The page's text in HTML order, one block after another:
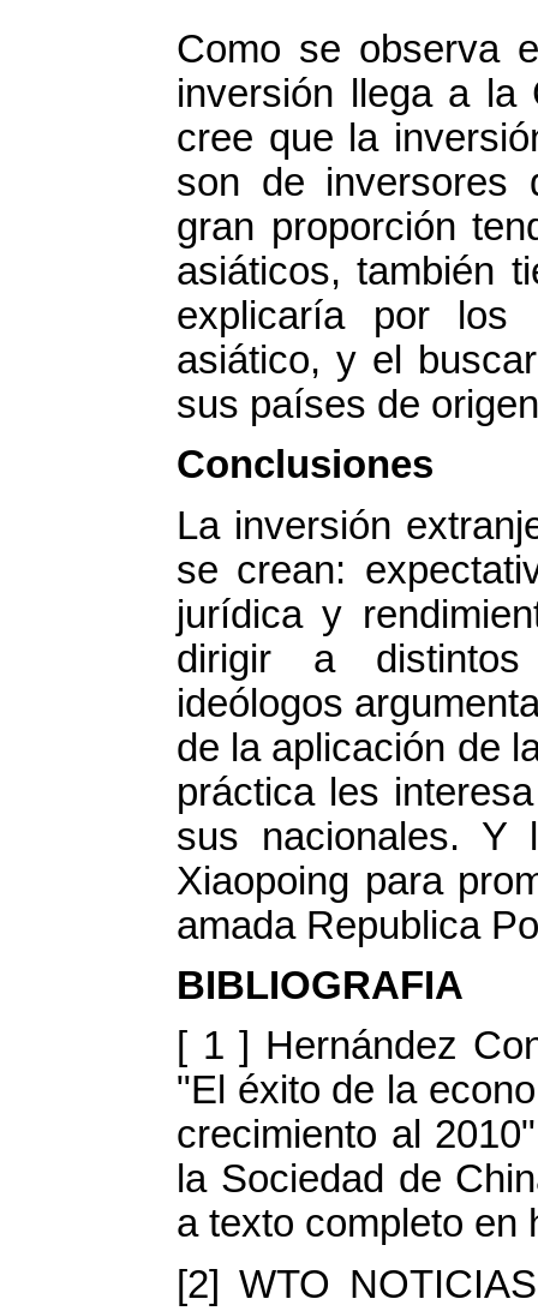
Como se observa
inversión llega a la
cree que la
son de inversores
gran proporción
asiáticos, también
explicaría por los
asiático, y el
sus países de
Conclusiones
La inversión
se crean:
jurídica y
dirigir a distintos
ideólogos
de la aplicación de
práctica les
sus nacionales. Y
Xiaopoing para
amada Republica
BIBLIOGRAFIA
[ 1 ] Hernández
"El éxito de la
crecimiento al
la Sociedad de
a texto completo en
[2] WTO